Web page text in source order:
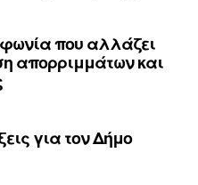
που αλλάζει
απορριμμάτων και
για τον Δήμο